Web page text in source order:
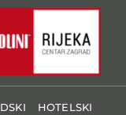
HOTELSKI